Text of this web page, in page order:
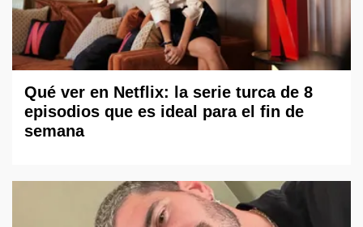
Qué ver en Netflix: la serie turca de 8
episodios que es ideal para el fin de
semana